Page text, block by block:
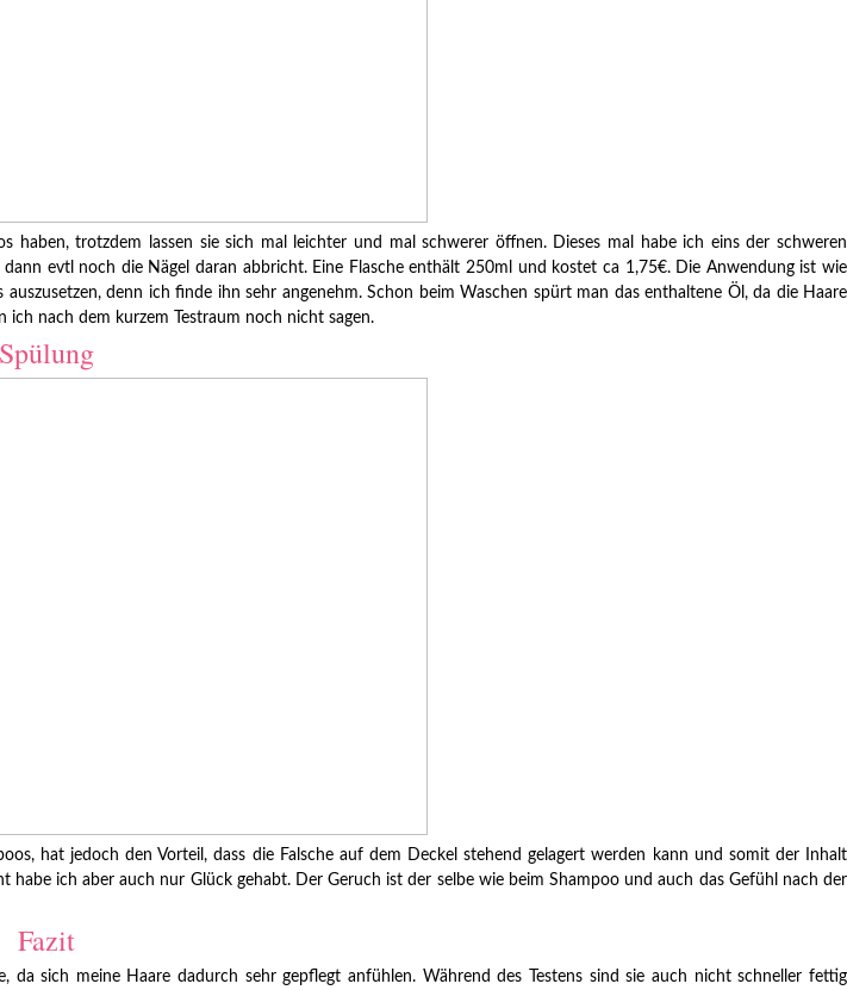
haben, trotzdem lassen sie sich mal leichter und mal schwerer öffnen. Dieses mal habe ich eins der schweren
evtl noch die Nägel daran abbricht. Eine Flasche enthält 250ml und kostet ca 1,75€. Die Anwendung ist wie
denn ich finde ihn sehr angenehm. Schon beim Waschen spürt man das enthaltene Öl, da die Haare
nach dem kurzem Testraum noch nicht sagen.
Spülung
hat jedoch den Vorteil, dass die Falsche auf dem Deckel stehend gelagert werden kann und somit der Inhalt
ich aber auch nur Glück gehabt. Der Geruch ist der selbe wie beim Shampoo und auch das Gefühl nach der
Fazit
sich meine Haare dadurch sehr gepflegt anfühlen. Während des Testens sind sie auch nicht schneller fettig